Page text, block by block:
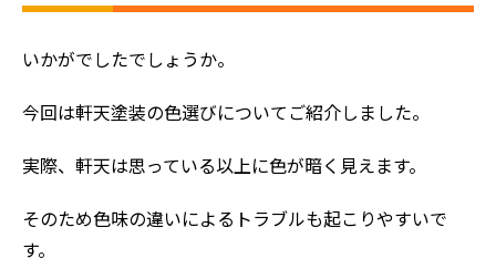
いかがでしたでしょうか。
今回は軒天塗装の色選びについてご紹介しました。
実際、軒天は思っている以上に色が暗く見えます。
そのため色味の違いによるトラブルも起こりやすいで
す。